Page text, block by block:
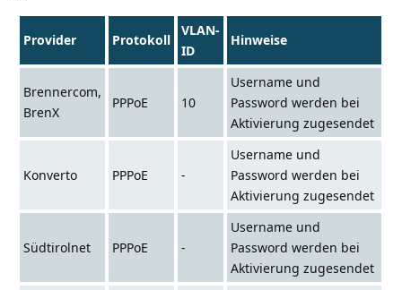
Provider Protokoll
VLAN-
ID
Hinweise
Brennercom,
BrenX
PPPoE 10
Username und
Password werden bei
Aktivierung zugesendet
Konverto PPPoE -
Username und
Password werden bei
Aktivierung zugesendet
Südtirolnet PPPoE -
Username und
Password werden bei
Aktivierung zugesendet